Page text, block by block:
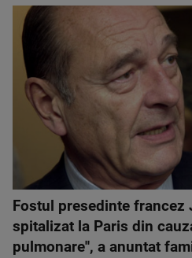
Fostul presedinte
spitalizat la Paris din
pulmonare'', a anuntat